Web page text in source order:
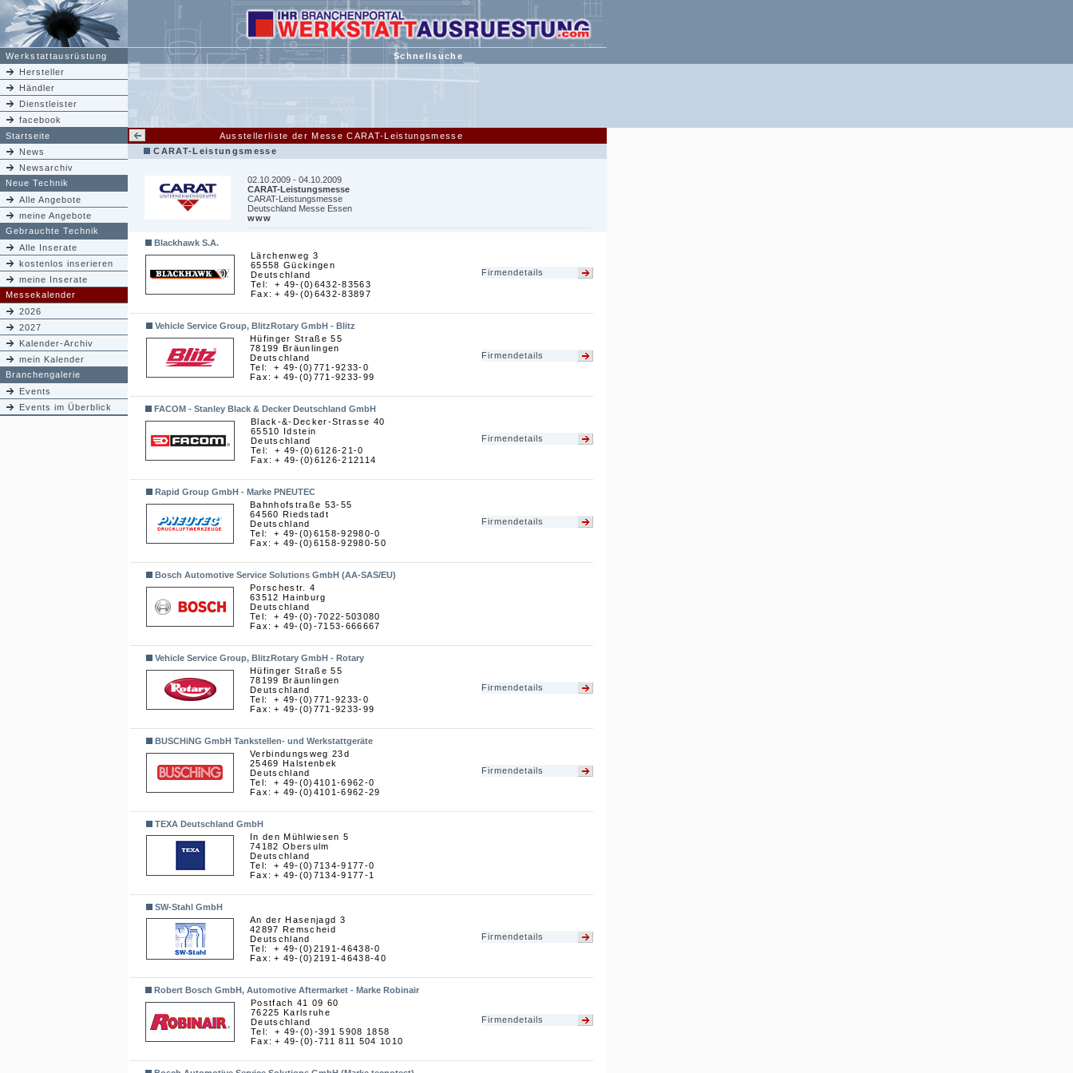
Werkstattausrüstung
Schnellsuche
Hersteller
Händler
Dienstleister
facebook
Startseite
Ausstellerliste der Messe CARAT-Leistungsmesse
News
Newsarchiv
Neue Technik
Alle Angebote
meine Angebote
Gebrauchte Technik
Alle Inserate
kostenlos inserieren
meine Inserate
Messekalender
2026
2027
Kalender-Archiv
mein Kalender
Branchengalerie
Events
Events im Überblick
CARAT-Leistungsmesse
02.10.2009 - 04.10.2009
CARAT-Leistungsmesse
CARAT-Leistungsmesse
Deutschland Messe Essen
www
Blackhawk S.A.
Lärchenweg 3
65558 Gückingen
Deutschland
Firmendetails
Tel:
Fax:
+ 49-(0)6432-83563
+ 49-(0)6432-83897
Vehicle Service Group, BlitzRotary GmbH - Blitz
Hüfinger Straße 55
78199 Bräunlingen
Deutschland
Firmendetails
Tel:
Fax:
+ 49-(0)771-9233-0
+ 49-(0)771-9233-99
FACOM - Stanley Black & Decker Deutschland GmbH
Black-&-Decker-Strasse 40
65510 Idstein
Deutschland
Firmendetails
Tel:
Fax:
+ 49-(0)6126-21-0
+ 49-(0)6126-212114
Rapid Group GmbH - Marke PNEUTEC
Bahnhofstraße 53-55
64560 Riedstadt
Deutschland
Firmendetails
Tel:
Fax:
+ 49-(0)6158-92980-0
+ 49-(0)6158-92980-50
Bosch Automotive Service Solutions GmbH (AA-SAS/EU)
Porschestr. 4
63512 Hainburg
Deutschland
Tel:
Fax:
+ 49-(0)-7022-503080
+ 49-(0)-7153-666667
Vehicle Service Group, BlitzRotary GmbH - Rotary
Hüfinger Straße 55
78199 Bräunlingen
Deutschland
Firmendetails
Tel:
Fax:
+ 49-(0)771-9233-0
+ 49-(0)771-9233-99
BUSCHiNG GmbH Tankstellen- und Werkstattgeräte
Verbindungsweg 23d
25469 Halstenbek
Deutschland
Firmendetails
Tel:
Fax:
+ 49-(0)4101-6962-0
+ 49-(0)4101-6962-29
TEXA Deutschland GmbH
In den Mühlwiesen 5
74182 Obersulm
Deutschland
Tel:
Fax:
+ 49-(0)7134-9177-0
+ 49-(0)7134-9177-1
SW-Stahl GmbH
An der Hasenjagd 3
42897 Remscheid
Deutschland
Firmendetails
Tel:
Fax:
+ 49-(0)2191-46438-0
+ 49-(0)2191-46438-40
Robert Bosch GmbH, Automotive Aftermarket - Marke Robinair
Postfach 41 09 60
76225 Karlsruhe
Deutschland
Firmendetails
Tel:
Fax:
+ 49-(0)-391 5908 1858
+ 49-(0)-711 811 504 1010